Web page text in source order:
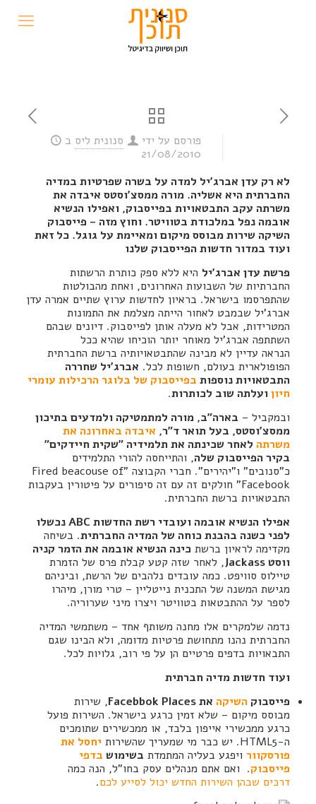
פורסם על ידי סנונית ליס ב
21/08/2010
לא רק עדן אברג'יל למדה על בשרה שפרטיות במדיה
החברתית היא אשליה. מורה ממסצ'וסטס איבדה את
משרתה עקב התבטאויות בפייסבוק, ואפילו הנשיא
אובמה נפל במלכודת בטוויטר. וחוץ מזה – פייסבוק
השיקה שירות מבוסס מיקום ומאיימת על גוגל. כל זאת
ועוד במדור חדשות הפייסבוק שלנו
פרשת עדן אברג'יל היא ללא ספק כותרת הרשתות
החברתיות של השבועות האחרונים, ואחת מהבולטות
שהתפרסמו בישראל. בראיון לחדשות ערוץ שתיים אמרה עדן
אברג'יל שבמבט לאחור הייתה מצלמת את התמונות
המטרידות, אבל לא מעלה אותן לפייסבוק. דיונים שבהם
השתתפה אברג'יל מאוחר יותר הוכיחו שהיא ככל
הנראה עדיין לא מבינה שהתבטאויותיה ברשת החברתית
הפופולארית בעולם, חשופות לכל. אברג'יל שחררה
התבטאויות נוספות בפייסבוק של בלוגר הרכילות עומרי
חיוןועלתה שוב לכותרות.
ובמקביל – בארה"ב, מורה למתמטיקה ולמדעים בתיכון
ממסצ'וסטס, בעל תואר ד"ר, איבדה באחרונה את
משרתה לאחר שכינתה את תלמידיה "שקית חיידקים"
בקיר הפייסבוק שלה, והתייחסה להורי התלמידים
כ"סנובים" ו"יהירים". חברי הקבוצה "Fired beacouse of
Facebook" חולקים זה עם זה סיפורים על פיטורין בעקבות
התבטאויות ברשת החברתית.
אפילו הנשיא אובמה ועובדי רשת החדשות ABC נכשלו
לפני כשנה בהבנת כוחה של המדיה החברתית. בשיחה
מקדימה לראיון ברשת כינה הנשיא אובמה את הזמר קניה
ווסט Jackass
, לאחר שזה קטע קבלת פרס של הזמרת
טיילוס סוויפט. כמה עובדים נלהבים של הרשת, וביניהם
מגישת המשנה של התכנית נייטליין – טרי מורן, מיהרו
לספר על ההתבטאות בטוויטר ויצרו מיני שערוריה.
נדמה שלמקרים אלו מחנה משותף אחד – משתמשי המדיה
החברתית נהנו מתחושת פרטיות מדומה, ולא הבינו שגם
התבאויות בדפים פרטיים הן על פי רוב, גלויות לכל.
ועוד חדשות מדיה חברתית
פייסבוק השיקה את Facebbok Places
, שירות
מבוסס מיקום – שלא זמין כרגע בישראל. השירות פועל
כרגע ממכשירי אייפון בלבד, או ממכשירים שתומכים
ה-HTML5. יש כבר מי שמעריך שהשירות
יחסל את
פורסקוורויפגע בעליה המתמדת בשימוש בדפי
פייסבוק. ואם אתם מנהלים עסק בחו"ל, הנה כמה
דרכים שבהן השירות החדש יכול לסייע לכם.